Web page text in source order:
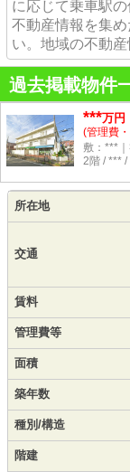
に応じて乗車駅
不動産情報を集
い。地域の不動
過去掲載物件
***万円
(管理費
敷：***
2階 / *** /
所在地
交通
賃料
管理費等
面積
築年数
種別/構造
階建